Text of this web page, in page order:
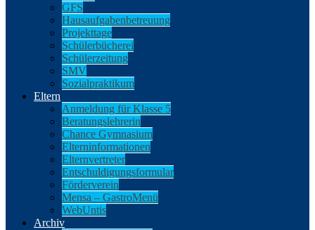
GFS
Hausaufgabenbetreuung
Projekttage
Schülerbücherei
Schülerzeitung
SMV
Sozialpraktikum
Eltern
Anmeldung für Klasse 5
Beratungslehrerin
Chance Gymnasium
Elterninformationen
Elternvertreter
Entschuldigungsformular
Förderverein
Mensa – GastroMenü
WebUntis
Archiv